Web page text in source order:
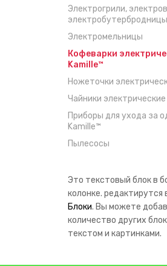
Электрогрили,
Электромельницы
Кофеварки
Kamille™
Ножеточки
Чайники
Приборы для ухода за
Kamille™
Пылесосы
Это текстовый блок в
колонке. редактирутся
Блоки. Вы можете
количество других
текстом и картинками.